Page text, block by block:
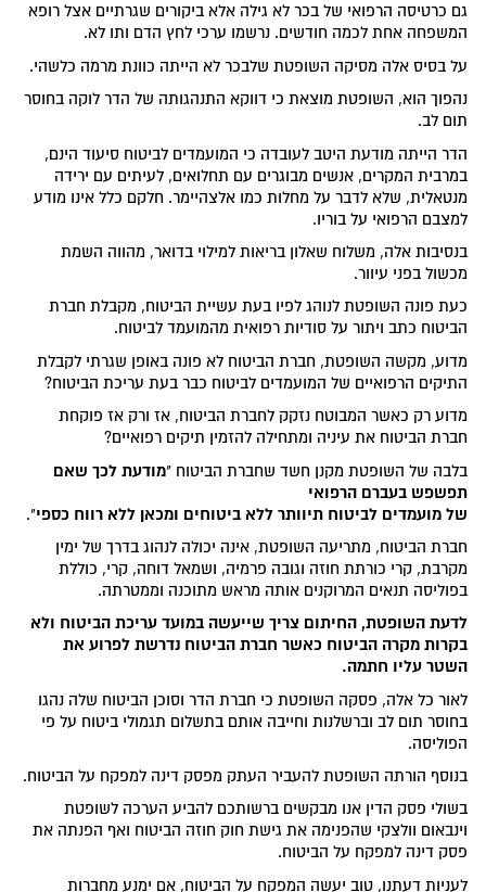
גם כרטיסה הרפואי של בכר לא גילה אלא ביקורים שגרתיים אצל רופא
המשפחה אחת לכמה חודשים. נרשמו ערכי לחץ הדם ותו לא.
על בסיס אלה מסיקה השופטת שלבכר לא הייתה כוונת מרמה כלשהי.
נהפוך הוא, השופטת מוצאת כי דווקא התנהגותה של הדר לוקה בחוסר
תום לב.
הדר הייתה מודעת היטב לעובדה כי המועמדים לביטוח סיעוד הינם,
במרבית המקרים, אנשים מבוגרים עם תחלואים, לעיתים עם ירידה
מנטאלית, שלא לדבר על מחלות כמו אלצהיימר. חלקם כלל אינו מודע
למצבם הרפואי על בוריו.
בנסיבות אלה, משלוח שאלון בריאות למילוי בדואר, מהווה השמת
מכשול בפני עיוור.
כעת פונה השופטת לנוהג לפיו בעת עשיית הביטוח, מקבלת חברת
הביטוח כתב ויתור על סודיות רפואית מהמועמד לביטוח.
מדוע, מקשה השופטת, חברת הביטוח לא פונה באופן שגרתי לקבלת
התיקים הרפואיים של המועמדים לביטוח כבר בעת עריכת הביטוח?
מדוע רק כאשר המבוטח נזקק לחברת הביטוח, אז ורק אז פוקחת
חברת הביטוח את עיניה ומתחילה להזמין תיקים רפואיים?
בלבה של השופטת מקנן חשד שחברת הביטוח "מודעת לכך שאם
תפשפש בעברם הרפואי
שלמועמדיםלביטוחתיוותרללאביטוחים ומכאןללארווח כספי".
חברת הביטוח, מתריעה השופטת, אינה יכולה לנהוג בדרך של ימין
מקרבת, קרי כורתת חוזה וגובה פרמיה, ושמאל דוחה, קרי, כוללת
בפוליסה תנאים המרוקנים אותה מראש מתוכנה וממטרתה.
לדעת השופטת, החיתום צריך שייעשה במועד עריכת הביטוח ולא
בקרות מקרה הביטוח כאשר חברת הביטוח נדרשת לפרוע את
השטר עליו חתמה.
לאור כל אלה, פסקה השופטת כי חברת הדר וסוכן הביטוח שלה נהגו
בחוסר תום לב וברשלנות וחייבה אותם בתשלום תגמולי ביטוח על פי
הפוליסה.
בנוסף הורתה השופטת להעביר העתק מפסק דינה למפקח על הביטוח.
בשולי פסק הדין אנו מבקשים ברשותכם להביע הערכה לשופטת
וינבאום וולצקי שהפנימה את גישת חוק חוזה הביטוח ואף הפנתה את
פסק דינה למפקח על הביטוח.
לעניות דעתנו, טוב יעשה המפקח על הביטוח, אם ימנע מחברות